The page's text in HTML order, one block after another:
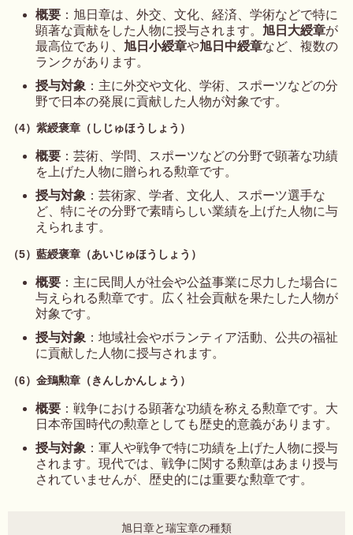
概要 ：旭日章は、外交、文化、経済、学術などで特に
顕著な貢献をした人物に授与されます。 旭日大綬章が
最高位であり、 旭日小綬章や旭日中綬章など、複数の
ランクがあります。
授与対象 ：主に外交や文化、学術、スポーツなどの分
野で日本の発展に貢献した人物が対象です。
（4）紫綬褒章（しじゅほうしょう）
概要 ：芸術、学問、スポーツなどの分野で顕著な功績
を上げた人物に贈られる勲章です。
授与対象 ：芸術家、学者、文化人、スポーツ選手な
ど、特にその分野で素晴らしい業績を上げた人物に与
えられます。
（5）藍綬褒章（あいじゅほうしょう）
概要 ：主に民間人が社会や公益事業に尽力した場合に
与えられる勲章です。広く社会貢献を果たした人物が
対象です。
授与対象 ：地域社会やボランティア活動、公共の福祉
に貢献した人物に授与されます。
（6）金鵄勲章（きんしかんしょう）
概要 ：戦争における顕著な功績を称える勲章です。大
日本帝国時代の勲章としても歴史的意義があります。
授与対象 ：軍人や戦争で特に功績を上げた人物に授与
されます。現代では、戦争に関する勲章はあまり授与
されていませんが、歴史的には重要な勲章です。
旭日章と瑞宝章の種類